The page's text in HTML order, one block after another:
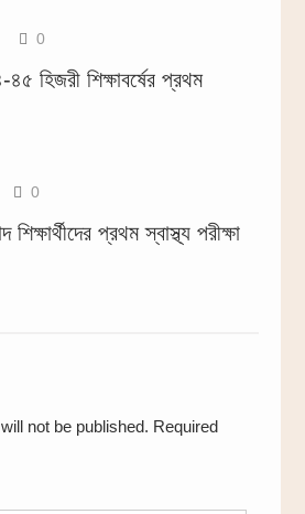
0
হিজরী শিক্ষাবর্ষের প্রথম
0
প্রথম স্বাস্থ্য পরীক্ষা
not be published. Required